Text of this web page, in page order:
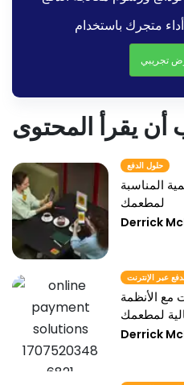
تجريبي
أن يقرأ المحتوى
حلول الدفع
المناسبة
لمطعمك
Derrick
عبر الإنترنت
مع الأنظمة
لمطعمك
Derrick